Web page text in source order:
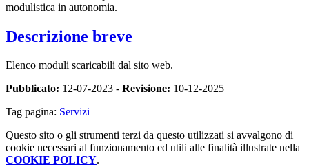
modulistica in autonomia.
Descrizione breve
Elenco moduli scaricabili dal sito web.
Pubblicato: 12-07-2023 - Revisione: 10-12-2025
Tag pagina: Servizi
Questo sito o gli strumenti terzi da questo utilizzati si avvalgono di
cookie necessari al funzionamento ed utili alle finalità illustrate nella
COOKIE POLICY.